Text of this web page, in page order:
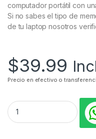
computador portátil con
Si no sabes el tipo de
de tu laptop nosotros
$39.99
Precio en efectivo o